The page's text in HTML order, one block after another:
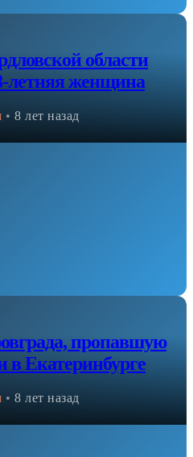
области
летняя женщина
• 8 лет назад
пропавшую
в Екатеринбурге
• 8 лет назад